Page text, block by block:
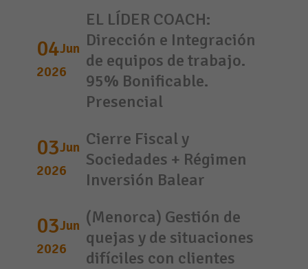
04Jun
2026
EL LÍDER COACH:
Dirección e Integración
de equipos de trabajo.
95% Bonificable.
Presencial
03Jun
2026
Cierre Fiscal y
Sociedades + Régimen
Inversión Balear
03Jun
2026
(Menorca) Gestión de
quejas y de situaciones
difíciles con clientes